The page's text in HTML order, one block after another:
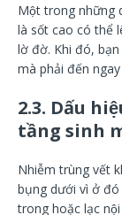
Một trong những
là sốt cao có thể
lờ đờ. Khi đó,
mà phải đến
2.3. Dấu
tầng sinh
Nhiễm trùng vết
bụng dưới vì ở
trong hoặc lạc